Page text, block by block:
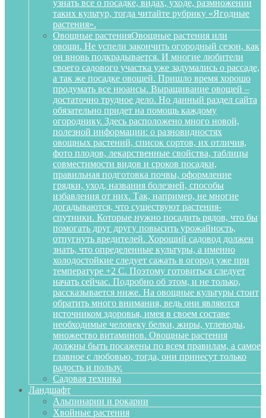
узнать все о посадке, видах, уходе, размножении
таких культур, тогда читайте рубрику «Ягодные
растения».
Овощные растенияОвощные растения или
овощи. Не успели закончить огородный сезон, как
он вновь подкрадывается. И многие любители
своего садового участка уже задумались о рассаде,
а так же посадке овощей. Пришло время хорошо
продумать все нюансы. Выращивание овощей –
достаточно трудное дело. Но данный раздел сайта
обязательно придет на помощь каждому
огороднику. Здесь расположено много новой,
полезной информации: о разновидностях
овощных растений, список сортов, их отличия,
фото плодов, лекарственные свойства, таблицы
совместимости видов и сроков посадки,
правильная подготовка почвы, оформление
грядки, уход, названия болезней, способы
избавления от них. Так, например, не многие
догадываются, что существуют растения-
спутники. Которые нужно посадить рядов, что бы
помогать друг другу повысить урожайность,
отпугнуть вредителей. Хороший садовод должен
знать, что определенные культуры, а именно
холодостойкие следует сажать в огород уже при
температуре +2 С. Поэтому готовиться следует
начать сейчас. Подробно об этом, и не только,
рассказывается ниже. На овощные культуры стоит
обратить много внимания, ведь они являются
источником здоровья, имея в своем составе
необходимые человеку белки, жиры, углеводы,
множество витаминов. Овощные растения
должны быть посажены по всем правилам, а самое
главное с любовью, тогда, они принесут только
радость и пользу.
Садовая техника
Ландшафт
Альпинарии и рокарии
Хвойные растения